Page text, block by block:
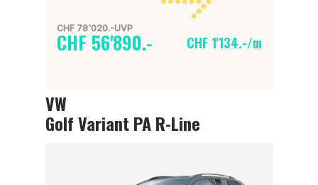
CHF 78'020.-UVP
CHF 56'890.- CHF 1'134.-/m
VW
Golf Variant PA R-Line